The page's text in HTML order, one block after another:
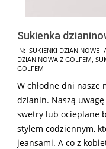
Sukienka
2026-
05-
IN: SUKIENKI DZIANINOWE
DZIANINOWA Z GOLFEM,
GOLFEM
W chłodne dni nasze
dzianin. Naszą
swetry lub ocieplane
stylem codziennym,
jeansami. A co z